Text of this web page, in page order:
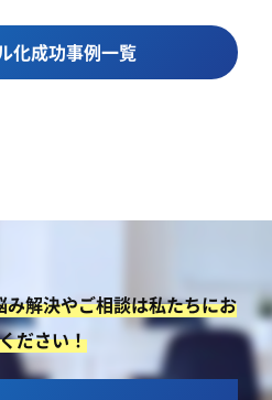
化成功事例一覧
解決やご相談は私たちにお
ださい！